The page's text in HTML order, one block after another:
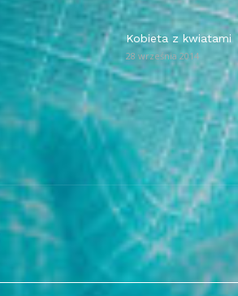
Kobieta z kwiatami
28 września 2014